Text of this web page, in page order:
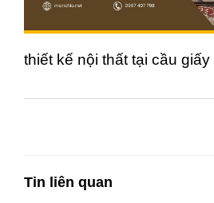
thiết kế nội thất tại cầu giấy
Tin liên quan